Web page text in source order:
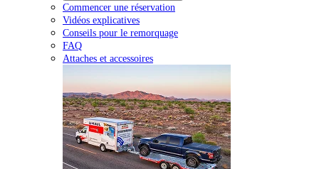
Commencer une réservation
Vidéos explicatives
Conseils pour le remorquage
FAQ
Attaches et accessoires